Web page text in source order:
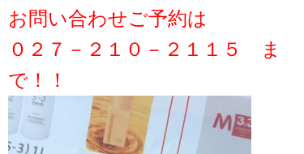
お問い合わせご予約は
０２７－２１０－２１１５ ま
で！！